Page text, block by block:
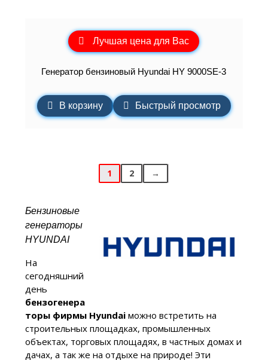
Лучшая цена для Вас
Генератор бензиновый Hyundai HY 9000SE-3
В корзину Быстрый просмотр
1 2 →
Бензиновые
генераторы
HYUNDAI
На
сегодняшний
день
бензогенера
торы фирмы Hyundaiможно встретить на
строительных площадках, промышленных
объектах, торговых площадях, в частных домах и
дачах, а так же на отдыхе на природе! Эти